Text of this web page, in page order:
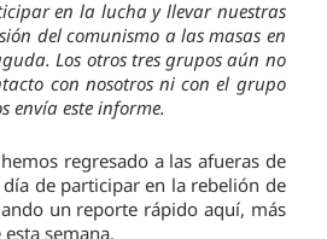
en la lucha y llevar nuestras
del comunismo a las masas en
Los otros tres grupos aún no
con nosotros ni con el grupo
envía este informe.
regresado a las afueras de
de participar en la rebelión de
un reporte rápido aquí, más
semana.